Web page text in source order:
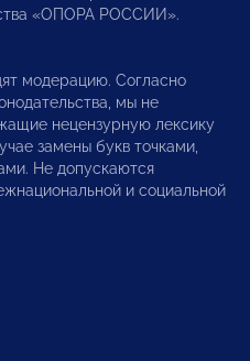
«ОПОРА РОССИИ».
модерацию. Согласно
мы не
нецензурную лексику
замены букв точками,
Не допускаются
и социальной